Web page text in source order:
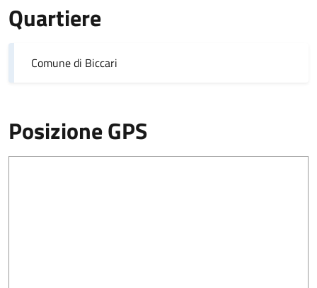
Quartiere
Comune di Biccari
Posizione GPS